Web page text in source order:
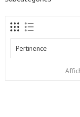
Pertinence